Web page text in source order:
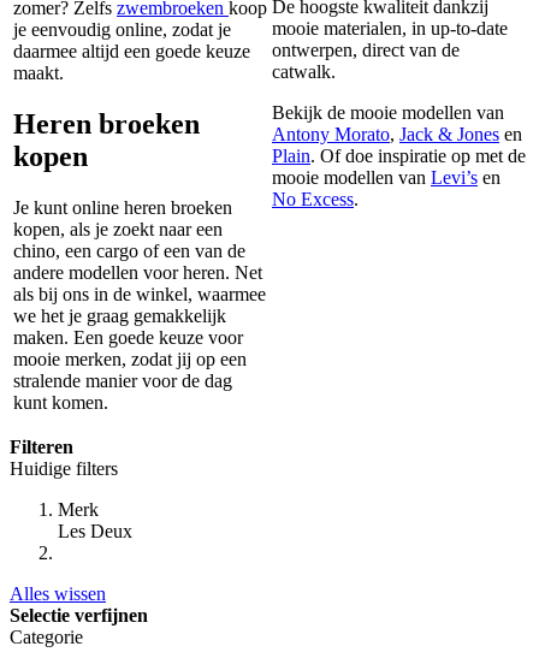
zomer? Zelfs zwembroeken koop
je eenvoudig online, zodat je
daarmee altijd een goede keuze
maakt.
Heren broeken
kopen
Je kunt online heren broeken
kopen, als je zoekt naar een
chino, een cargo of een van de
andere modellen voor heren. Net
als bij ons in de winkel, waarmee
we het je graag gemakkelijk
maken. Een goede keuze voor
mooie merken, zodat jij op een
stralende manier voor de dag
kunt komen.
De hoogste kwaliteit dankzij
mooie materialen, in up-to-date
ontwerpen, direct van de
catwalk.
Bekijk de mooie modellen van
Antony Morato, Jack & Jones en
Plain. Of doe inspiratie op met de
mooie modellen van Levi’s en
No Excess.
Filteren
Huidige filters
Merk
Les Deux
Alles wissen
Selectie verfijnen
Categorie